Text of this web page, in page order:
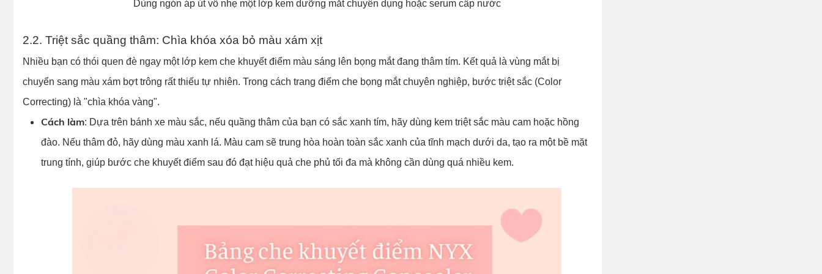
Dùng ngón áp út vỗ nhẹ một lớp kem dưỡng mắt chuyên dụng hoặc serum cấp nước
2.2. Triệt sắc quầng thâm: Chìa khóa xóa bỏ màu xám xịt
Nhiều bạn có thói quen đè ngay một lớp kem che khuyết điểm màu sáng lên bọng mắt đang thâm tím. Kết quả là vùng mắt bị
chuyển sang màu xám bợt trông rất thiếu tự nhiên. Trong cách trang điểm che bọng mắt chuyên nghiệp, bước triệt sắc (Color
Correcting) là "chìa khóa vàng".
Cách làm: Dựa trên bánh xe màu sắc, nếu quầng thâm của bạn có sắc xanh tím, hãy dùng kem triệt sắc màu cam hoặc hồng
đào. Nếu thâm đỏ, hãy dùng màu xanh lá. Màu cam sẽ trung hòa hoàn toàn sắc xanh của tĩnh mạch dưới da, tạo ra một bề mặt
trung tính, giúp bước che khuyết điểm sau đó đạt hiệu quả che phủ tối đa mà không cần dùng quá nhiều kem.